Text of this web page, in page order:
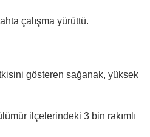
çalışma yürüttü.
gösteren sağanak, yüksek
ilçelerindeki 3 bin rakımlı